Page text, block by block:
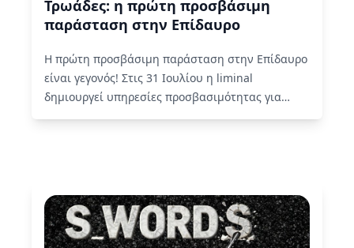
Τρωάδες: η πρώτη προσβάσιμη
παράσταση στην Επίδαυρο
Η πρώτη προσβάσιμη παράσταση στην Επίδαυρο
είναι γεγονός! Στις 31 Ιουλίου η liminal
δημιουργεί υπηρεσίες προσβασιμότητας για
άτομα με αισθητηριακές αναπηρίες για τις